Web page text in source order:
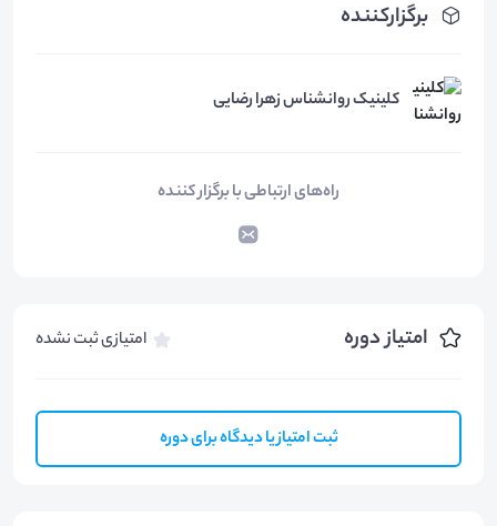
برگزارکننده
کلینیک روانشناس زهرا رضایی
راه‌های ارتباطی با برگزار کننده
امتیاز دوره امتیازی ثبت نشده
ثبت امتیاز یا دیدگاه برای دوره